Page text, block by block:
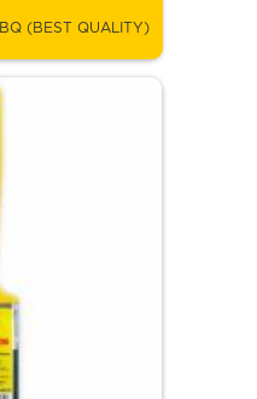
BQ (BEST QUALITY)